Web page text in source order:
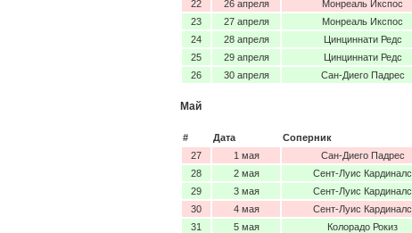
22
26 апреля Монреаль Икспос
23
27 апреля Монреаль Икспос
24
28 апреля Цинциннати Редс
25
29 апреля Цинциннати Редс
26
30 апреля Сан-Диего Падрес
Май
# Дата Соперник
27
1 мая Сан-Диего Падрес
28
2 мая Сент-Луис Кардиналс
29
3 мая Сент-Луис Кардиналс
30
4 мая Сент-Луис Кардиналс
31
5 мая Колорадо Рокиз